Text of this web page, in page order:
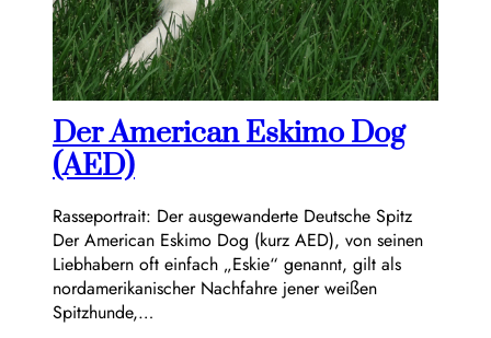
Der American Eskimo Dog
(AED)
Rasseportrait: Der ausgewanderte Deutsche Spitz
Der American Eskimo Dog (kurz AED), von seinen
Liebhabern oft einfach „Eskie“ genannt, gilt als
nordamerikanischer Nachfahre jener weißen
Spitzhunde,…